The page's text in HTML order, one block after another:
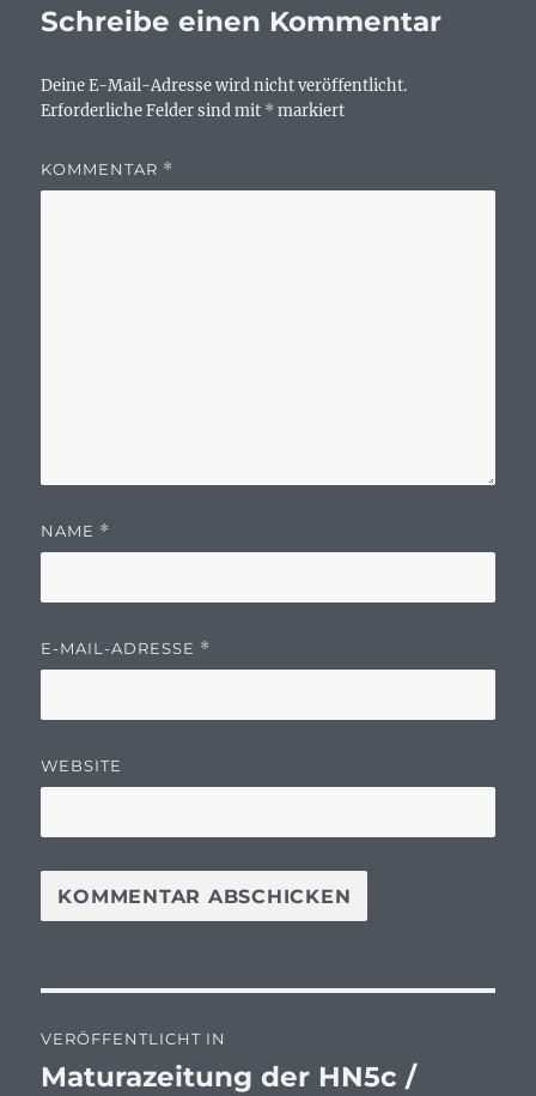
Schreibe einen Kommentar
Deine E-Mail-Adresse wird nicht veröffentlicht.
Erforderliche Felder sind mit * markiert
KOMMENTAR *
NAME *
E-MAIL-ADRESSE *
WEBSITE
VERÖFFENTLICHT IN
Maturazeitung der HN5c /